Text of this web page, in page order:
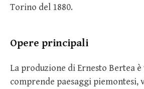
Torino del 1880.
Opere principali
La produzione di Ernesto Bertea è
comprende paesaggi piemontesi,